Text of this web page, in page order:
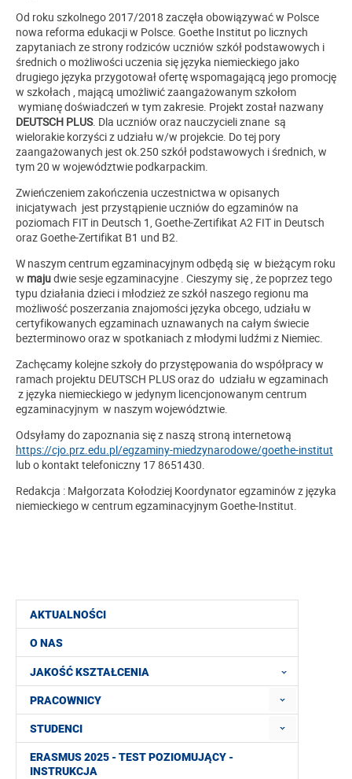
AKTUALNOŚCI
O NAS
JAKOŚĆ KSZTAŁCENIA
PRACOWNICY
STUDENCI
ERASMUS 2025 - TEST POZIOMUJĄCY -
INSTRUKCJA
Od roku szkolnego 2017/2018 zaczęła obowiązywać w Polsce
nowa reforma edukacji w Polsce. Goethe Institut po licznych
zapytaniach ze strony rodziców uczniów szkół podstawowych i
średnich o możliwości uczenia się języka niemieckiego jako
drugiego języka przygotował ofertę wspomagającą jego promocję
w szkołach , mającą umożliwić zaangażowanym szkołom
wymianę doświadczeń w tym zakresie. Projekt został nazwany
DEUTSCH PLUS. Dla uczniów oraz nauczycieli znane są
wielorakie korzyści z udziału w/w projekcie. Do tej pory
zaangażowanych jest ok.250 szkół podstawowych i średnich, w
tym 20 w województwie podkarpackim.
Zwieńczeniem zakończenia uczestnictwa w opisanych
inicjatywach jest przystąpienie uczniów do egzaminów na
poziomach FIT in Deutsch 1, Goethe-Zertifikat A2 FIT in Deutsch
oraz Goethe-Zertifikat B1 und B2.
W naszym centrum egzaminacyjnym odbędą się w bieżącym roku
w majudwie sesje egzaminacyjne . Cieszymy się , że poprzez tego
typu działania dzieci i młodzież ze szkół naszego regionu ma
możliwość poszerzania znajomości języka obcego, udziału w
certyfikowanych egzaminach uznawanych na całym świecie
bezterminowo oraz w spotkaniach z młodymi ludźmi z Niemiec.
Zachęcamy kolejne szkoły do przystępowania do współpracy w
ramach projektu DEUTSCH PLUS oraz do udziału w egzaminach
z języka niemieckiego w jedynym licencjonowanym centrum
egzaminacyjnym w naszym województwie.
Odsyłamy do zapoznania się z naszą stroną internetową
https://cjo.prz.edu.pl/egzaminy-miedzynarodowe/goethe-institut
lub o kontakt telefoniczny 17 8651430.
Redakcja : Małgorzata Kołodziej Koordynator egzaminów z języka
niemieckiego w centrum egzaminacyjnym Goethe-Institut.